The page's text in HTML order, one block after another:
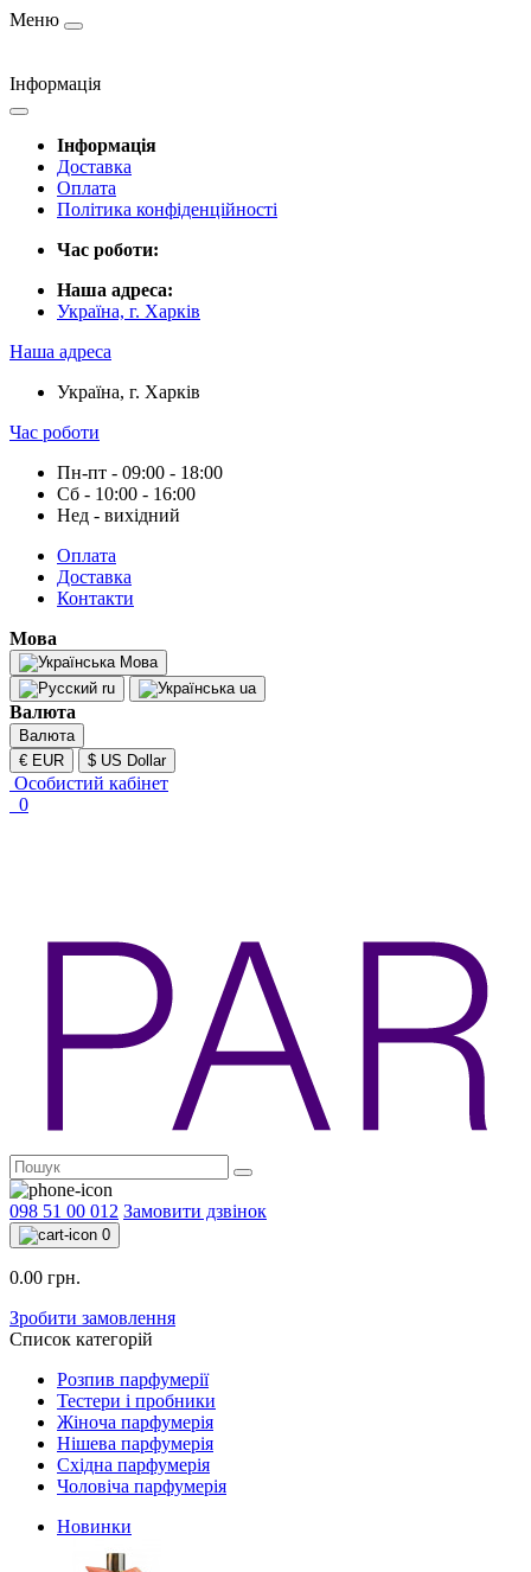
Меню
Інформація
Інформація
Доставка
Оплата
Політика конфіденційності
Час роботи:
Наша адреса:
Україна, г. Харків
Наша адреса
Україна, г. Харків
Час роботи
Пн-пт - 09:00 - 18:00
Сб - 10:00 - 16:00
Нед - вихідний
Оплата
Доставка
Контакти
Мова
Мова
ru
ua
Валюта
Валюта
€ EUR
$ US Dollar
Особистий кабінет
0
098 51 00 012 Замовити дзвінок
0
0.00 грн.
Зробити замовлення
Список категорій
Розпив парфумерії
Тестери і пробники
Жіноча парфумерія
Нішева парфумерія
Східна парфумерія
Чоловіча парфумерія
Новинки